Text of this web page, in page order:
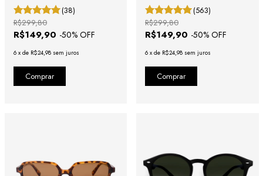
(38)
R$149,90 -50% OFF
R$299,80
6 x de R$24,98 sem juros
(563)
R$149,90 -50% OFF
R$299,80
6 x de R$24,98 sem juros